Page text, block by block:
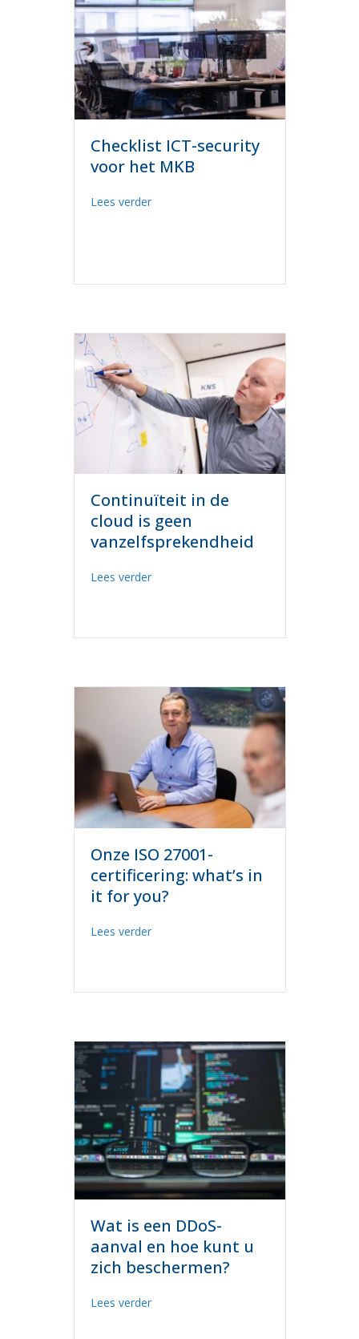
Checklist ICT-security
voor het MKB
Lees verderabout Checklist ICT-security voor het
Continuïteit in de
cloud is geen
vanzelfsprekendheid
Lees verderabout Continuïteit in de cloud is geen
Onze ISO 27001-
certificering: what’s in
it for you?
Lees verderabout Onze ISO 27001-certificering:
Wat is een DDoS-
aanval en hoe kunt u
zich beschermen?
Lees verderabout Wat is een DDoS-aanval en hoe